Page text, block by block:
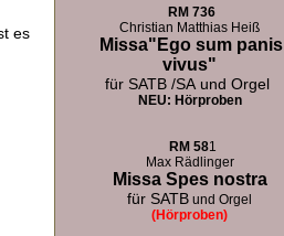
es
RM 736
Christian Matthias Heiß
Missa"Ego sum panis
vivus"
für SATB /SA und Orgel
NEU: Hörproben
RM 581
Max Rädlinger
Missa Spes nostra
für SATB und Orgel
(Hörproben)